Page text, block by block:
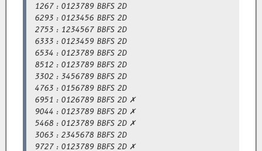
1267 : 0123789 BBFS 2D
6293 : 0123456 BBFS 2D
2753 : 1234567 BBFS 2D
6333 : 0123459 BBFS 2D
6534 : 0123789 BBFS 2D
8512 : 0123789 BBFS 2D
3302 : 3456789 BBFS 2D
4763 : 0156789 BBFS 2D
6951 : 0126789 BBFS 2D ✗
9044 : 0123789 BBFS 2D ✗
5468 : 0123789 BBFS 2D ✗
3063 : 2345678 BBFS 2D
9727 : 0123789 BBFS 2D ✗